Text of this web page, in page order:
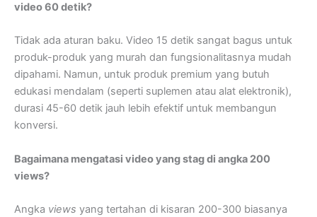
video 60 detik?
Tidak ada aturan baku. Video 15 detik sangat bagus untuk
produk-produk yang murah dan fungsionalitasnya mudah
dipahami. Namun, untuk produk premium yang butuh
edukasi mendalam (seperti suplemen atau alat elektronik),
durasi 45-60 detik jauh lebih efektif untuk membangun
konversi.
Bagaimana mengatasi video yang stag di angka 200
views?
Angka views yang tertahan di kisaran 200-300 biasanya